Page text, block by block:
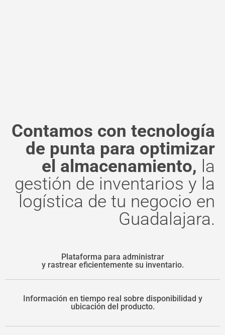
Contamos con tecnología
de punta para optimizar
el almacenamiento, la
gestión de inventarios y la
logística de tu negocio en
Guadalajara.
Plataforma para administrar
y rastrear eficientemente su inventario.
Información en tiempo real sobre disponibilidad y
ubicación del producto.